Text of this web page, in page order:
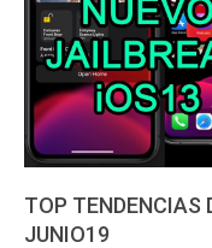
TOP TENDENCIAS
JUNIO19